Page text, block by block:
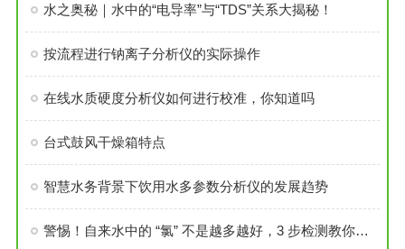
水之奥秘｜水中的“电导率”与“TDS”关系大揭秘！
按流程进行钠离子分析仪的实际操作
在线水质硬度分析仪如何进行校准，你知道吗
台式鼓风干燥箱特点
智慧水务背景下饮用水多参数分析仪的发展趋势
警惕！自来水中的 “氯” 不是越多越好，3 步检测教你看懂安全线